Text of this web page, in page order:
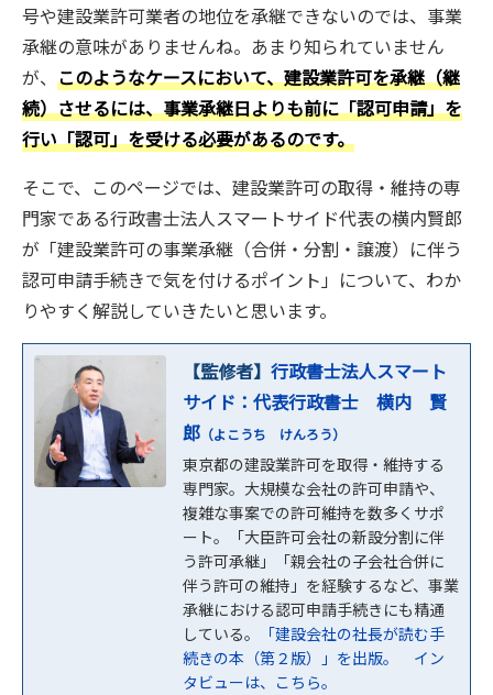
号や建設業許可業者の地位を承継できないのでは、事業
承継の意味がありませんね。あまり知られていません
が、 このようなケースにおいて、建設業許可を承継（継
続）させるには、事業承継日よりも前に「認可申請」を
行い「認可」を受ける必要があるのです。
そこで、このページでは、建設業許可の取得・維持の専
門家である行政書士法人スマートサイド代表の横内賢郎
が「建設業許可の事業承継（合併・分割・譲渡）に伴う
認可申請手続きで気を付けるポイント」について、わか
りやすく解説していきたいと思います。
【監修者】 行政書士法人スマート
サイド：代表行政書士 横内 賢
郎 （よこうち けんろう）
東京都の建設業許可を取得・維持する
専門家。大規模な会社の許可申請や、
複雑な事案での許可維持を数多くサポ
ート。「大臣許可会社の新設分割に伴
う許可承継」「親会社の子会社合併に
伴う許可の維持」を経験するなど、事業
承継における認可申請手続きにも精通
している。
「建設会社の社長が読む手
続きの本（第２版）」を出版。
イン
タビューは、こちら。